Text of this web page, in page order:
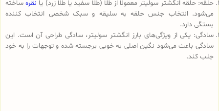
حلقه: حلقه انگشتر سولیتر معمولاً از طلا (طلا سفید یا طلا زرد) یا نقره ساخته
می‌شود. انتخاب جنس حلقه به سلیقه و سبک شخصی انتخاب کننده
بستگی دارد.
سادگی: یکی از ویژگی‌های بارز انگشتر سولیتر، سادگی طراحی آن است. این
سادگی باعث می‌شود نگین اصلی به خوبی برجسته شده و توجهات را به خود
جلب کند.